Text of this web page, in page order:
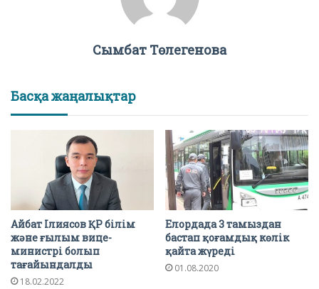
Сымбат Төлегенова
Басқа жаңалықтар
Айбат Ілиясов ҚР білім
және ғылым вице-
министрі болып
тағайындалды
18.02.2022
Елордада 3 тамыздан
бастап қоғамдық көлік
қайта жүреді
01.08.2020